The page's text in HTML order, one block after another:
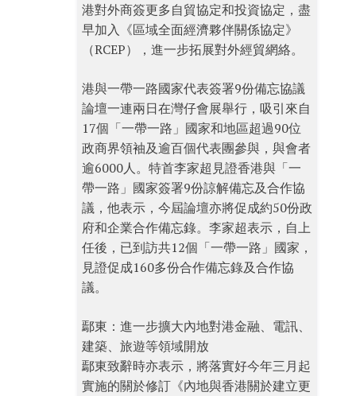
港對外商簽更多自貿協定和投資協定，盡
早加入《區域全面經濟夥伴關係協定》
（RCEP），進一步拓展對外經貿網絡。
港與一帶一路國家代表簽署9份備忘協議
論壇一連兩日在灣仔會展舉行，吸引來自
17個「一帶一路」國家和地區超過90位
政商界領袖及逾百個代表團參與，與會者
逾6000人。特首李家超見證香港與「一
帶一路」國家簽署9份諒解備忘及合作協
議，他表示，今屆論壇亦將促成約50份政
府和企業合作備忘錄。李家超表示，自上
任後，已到訪共12個「一帶一路」國家，
見證促成160多份合作備忘錄及合作協
議。
鄢東：進一步擴大內地對港金融、電訊、
建築、旅遊等領域開放
鄢東致辭時亦表示，將落實好今年三月起
實施的關於修訂《內地與香港關於建立更